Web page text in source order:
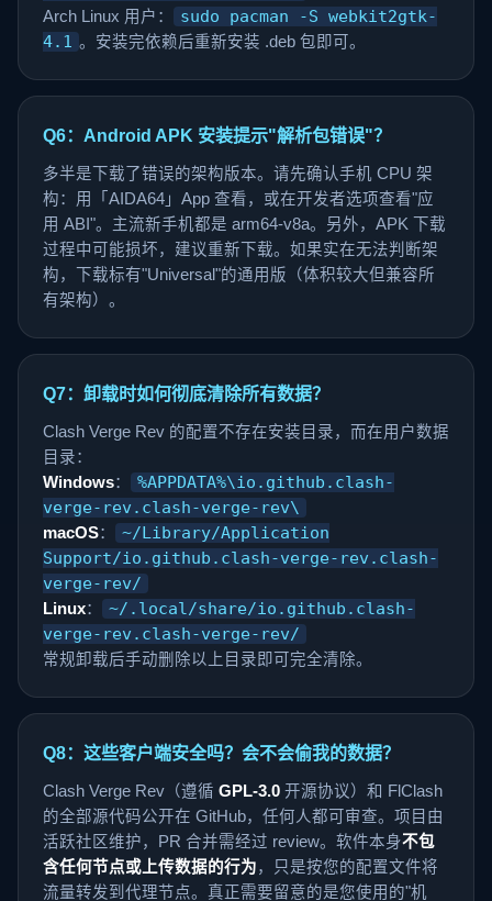
Arch Linux 用户：
sudo pacman -S webkit2gtk-
4.1 。安装完依赖后重新安装 .deb 包即可。
Q6：Android APK 安装提示"解析包错误"？
多半是下载了错误的架构版本。请先确认手机 CPU 架
构：用「AIDA64」App 查看，或在开发者选项查看"应
用 ABI"。主流新手机都是 arm64-v8a。另外，APK 下载
过程中可能损坏，建议重新下载。如果实在无法判断架
构，下载标有"Universal"的通用版（体积较大但兼容所
有架构）。
Q7：卸载时如何彻底清除所有数据？
Clash Verge Rev 的配置不存在安装目录，而在用户数据
目录：
Windows：
%APPDATA%\io.github.clash-
verge-rev.clash-verge-rev\
macOS：
~/Library/Application
Support/io.github.clash-verge-rev.clash-
verge-rev/
Linux：
~/.local/share/io.github.clash-
verge-rev.clash-verge-rev/
常规卸载后手动删除以上目录即可完全清除。
Q8：这些客户端安全吗？会不会偷我的数据？
Clash Verge Rev（遵循 GPL-3.0 开源协议）和 FlClash
的全部源代码公开在 GitHub，任何人都可审查。项目由
活跃社区维护，PR 合并需经过 review。软件本身不包
含任何节点或上传数据的行为，只是按您的配置文件将
流量转发到代理节点。真正需要留意的是您使用的"机